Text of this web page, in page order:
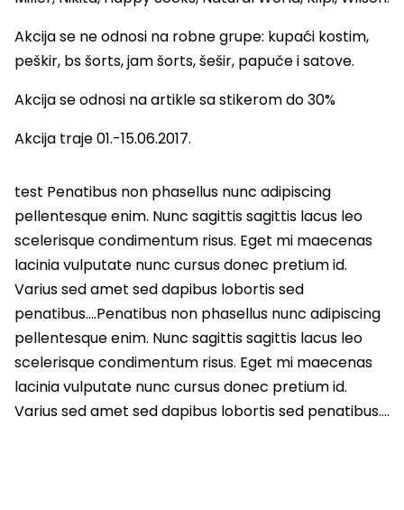
Akcija se ne odnosi na robne grupe: kupaći kostim,
peškir, bs šorts, jam šorts, šešir, papuče i satove.
Akcija se odnosi na artikle sa stikerom do 30%
Akcija traje 01.-15.06.2017.
test Penatibus non phasellus nunc adipiscing
pellentesque enim. Nunc sagittis sagittis lacus leo
scelerisque condimentum risus. Eget mi maecenas
lacinia vulputate nunc cursus donec pretium id.
Varius sed amet sed dapibus lobortis sed
penatibus….Penatibus non phasellus nunc adipiscing
pellentesque enim. Nunc sagittis sagittis lacus leo
scelerisque condimentum risus. Eget mi maecenas
lacinia vulputate nunc cursus donec pretium id.
Varius sed amet sed dapibus lobortis sed penatibus….